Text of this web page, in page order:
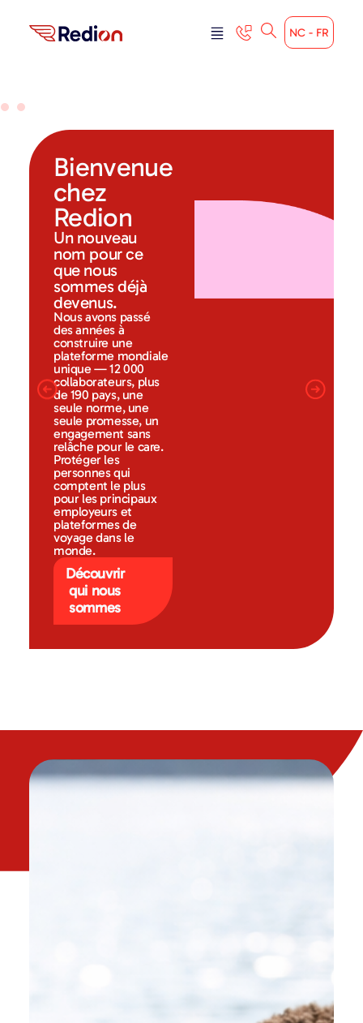
NC - FR
Bienvenue
chez
Redion
Un nouveau
nom pour ce
que nous
sommes déjà
devenus.
Nous avons passé
des années à
construire une
plateforme mondiale
unique — 12 000
collaborateurs, plus
de 190 pays, une
seule norme, une
seule promesse, un
engagement sans
relâche pour le care.
Protéger les
personnes qui
comptent le plus
pour les principaux
employeurs et
plateformes de
voyage dans le
monde.
Découvrir
qui nous
sommes